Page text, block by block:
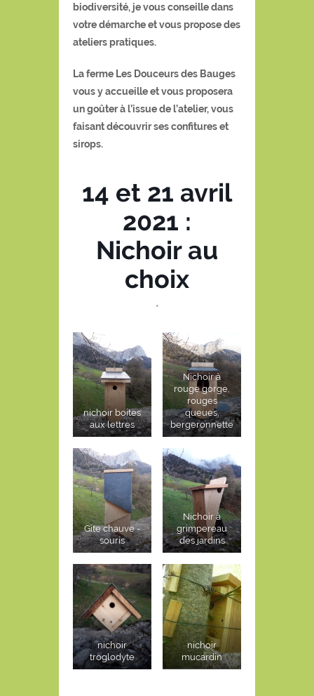
biodiversité, je vous conseille dans
votre démarche et vous propose des
ateliers pratiques.
La ferme Les Douceurs des Bauges
vous y accueille et vous proposera
un goûter à l’issue de l’atelier, vous
faisant découvrir ses confitures et
sirops.
14 et 21 avril
2021 :
Nichoir au
choix
*
nichoir boites
aux lettres
Nichoir à
rouge gorge,
rouges
queues,
bergeronnette
Gîte chauve -
souris
Nichoir à
grimpereau
des jardins
nichoir
troglodyte
nichoir
mucardin